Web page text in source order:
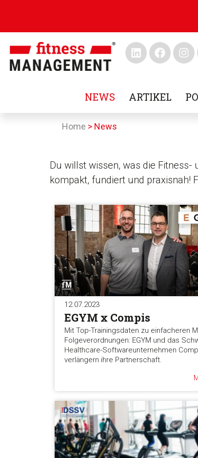
NEWS ARTIKEL
Home > News
Du willst wissen, was die
kompakt, fundiert und praxisnah!
12.07.2023
EGYM x Compis
Mit Top-Trainingsdaten zu einfacheren
Folgeverordnungen: EGYM und das
Healthcare-Softwareunternehmen
verlängern ihre Partnerschaft.